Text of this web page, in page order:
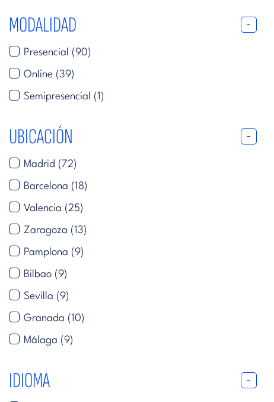
MODALIDAD
Presencial (90)
Online (39)
Semipresencial (1)
UBICACIÓN
Madrid (72)
Barcelona (18)
Valencia (25)
Zaragoza (13)
Pamplona (9)
Bilbao (9)
Sevilla (9)
Granada (10)
Málaga (9)
IDIOMA